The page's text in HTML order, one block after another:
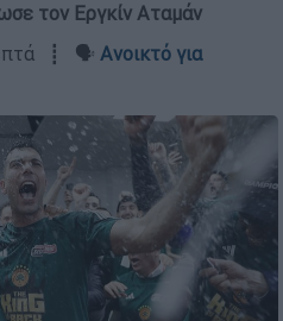
τον Εργκίν Αταμάν
┋ 🗣️ Ανοικτό για